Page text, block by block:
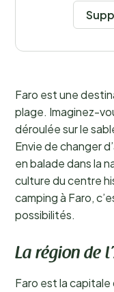
Faro est une
plage. Imaginez-
déroulée sur le
Envie de changer
en balade dans la
culture du centre
camping à Faro,
possibilités.
La région de
Faro est la capitale